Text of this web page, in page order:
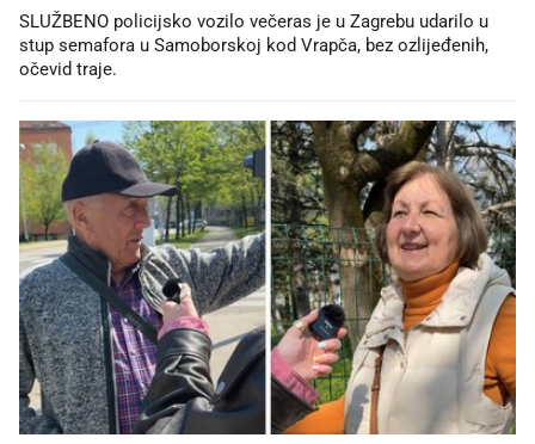
SLUŽBENO policijsko vozilo večeras je u Zagrebu udarilo u
stup semafora u Samoborskoj kod Vrapča, bez ozlijeđenih,
očevid traje.